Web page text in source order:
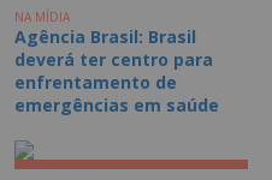
NA MÍDIA
Agência Brasil: Brasil
deverá ter centro para
enfrentamento de
emergências em saúde